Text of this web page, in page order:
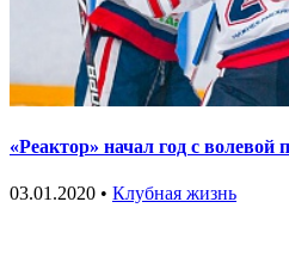
«Реактор» начал год с волевой
03.01.2020 • Клубная жизнь